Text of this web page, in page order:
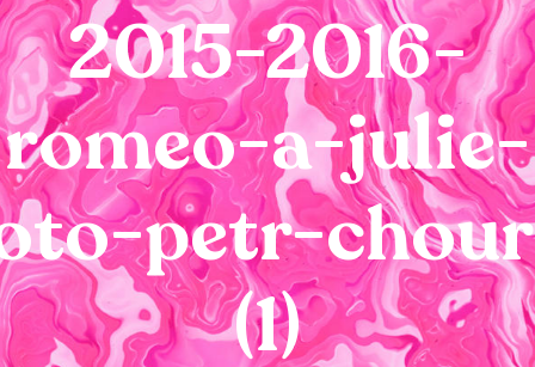
2015-2016-
romeo-a-julie-
petr-
(1)